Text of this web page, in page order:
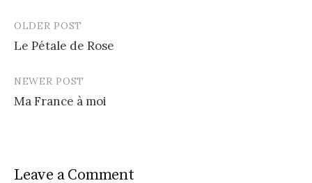
Post
navigation
OLDER POST
Le Pétale de Rose
NEWER POST
Ma France à moi
Leave a Comment